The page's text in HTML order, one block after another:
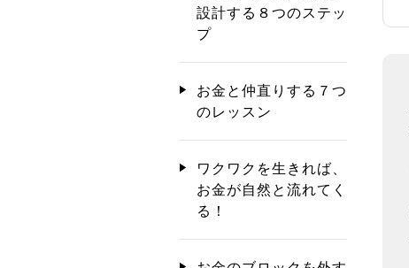
設計する８つのステッ
プ
お金と仲直りする７つ
のレッスン
ワクワクを生きれば、
お金が自然と流れてく
る！